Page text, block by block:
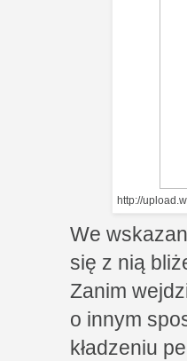
http://
We
się z nią
Zanim
o innym
kładzeniu